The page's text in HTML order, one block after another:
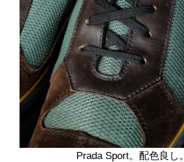
Prada Sport。配色良し。